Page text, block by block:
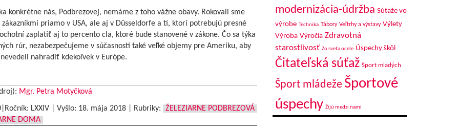
konkrétne nás, Podbrezovej, nemáme z toho vážne obavy. Rokovali sme
zákazníkmi priamo v USA, ale aj v Düsseldorfe a tí, ktorí potrebujú presné
zaplatiť aj to percento cla, ktoré bude stanovené v zákone. Čo sa týka
rúr, nezabezpečujeme v súčasnosti také veľké objemy pre Ameriku, aby
nahradiť kdekoľvek v Európe.
Mgr. Petra Motyčková
LXXIV | Vyšlo: 18. mája 2018| Rubriky:
ŽELEZIARNE PODBREZOVÁ
DOMA
modernizácia-údržba Súťaže vo
výrobe Technika Tábory Veľtrhy a výstavy Výlety
Výroba Výročia Zdravotná
starostlivosť Zo sveta ocele Úspechy škôl
Čitateľská súťaž Šport mladých
Šport mládeže Športové
úspechy Žijú medzi nami